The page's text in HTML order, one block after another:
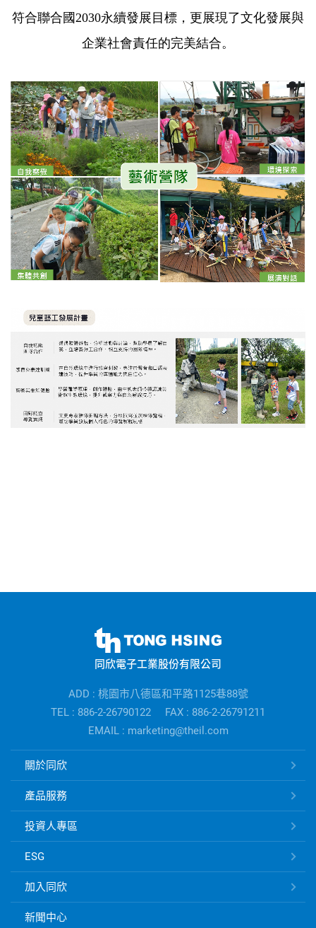
符合聯合國2030永續發展目標，更展現了文化發展與
企業社會責任的完美結合。
訊
同欣電子工業股份有限公司
ADD : 桃園市八德區和平路1125巷88號
TEL : 886-2-26790122
FAX : 886-2-26791211
EMAIL : marketing@theil.com
子
速
結
關於同欣
產品服務
投資人專區
ESG
加入同欣
新聞中心